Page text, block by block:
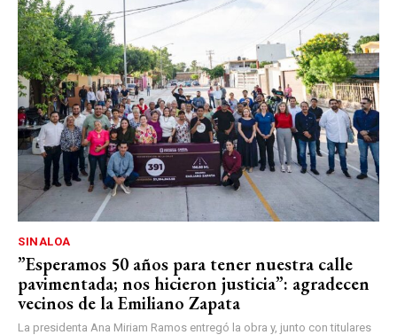
SINALOA
”Esperamos 50 años para tener nuestra calle
pavimentada; nos hicieron justicia”: agradecen
vecinos de la Emiliano Zapata
La presidenta Ana Miriam Ramos entregó la obra y, junto con titulares